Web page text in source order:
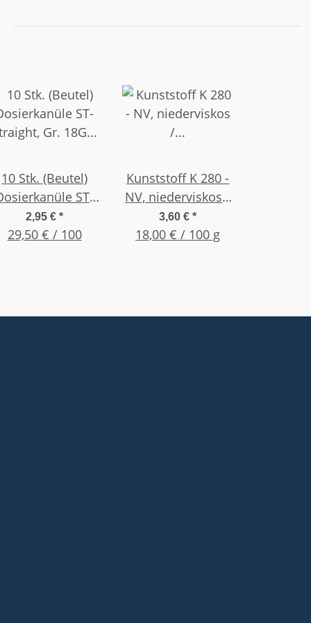
10 Stk. (Beutel)
ST-
Gr. 18G 1"
(25,4mm) Grün
2,95 € *
29,50 € / 100
Kunststoff K 280 -
NV, niederviskos /
dünnflüssig 20g
Flasche
3,60 € *
18,00 € / 100 g